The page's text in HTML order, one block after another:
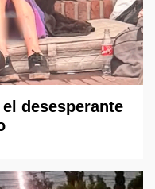
desesperante